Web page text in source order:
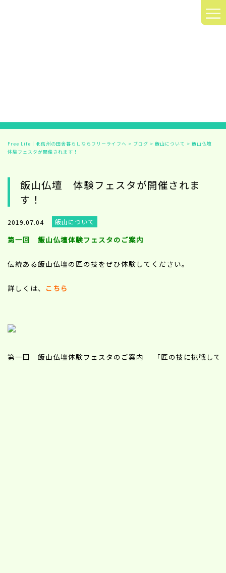
≡
Free Life｜北信州の田舎暮らしならフリーライフへ > ブログ > 飯山について > 飯山仏壇
体験フェスタが開催されます！
飯山仏壇 体験フェスタが開催されま
す！
2019.07.04 飯山について
第一回 飯山仏壇体験フェスタのご案内
伝統ある飯山仏壇の匠の技をぜひ体験してください。
詳しくは、 こちら
第一回 飯山仏壇体験フェスタのご案内 「匠の技に挑戦して